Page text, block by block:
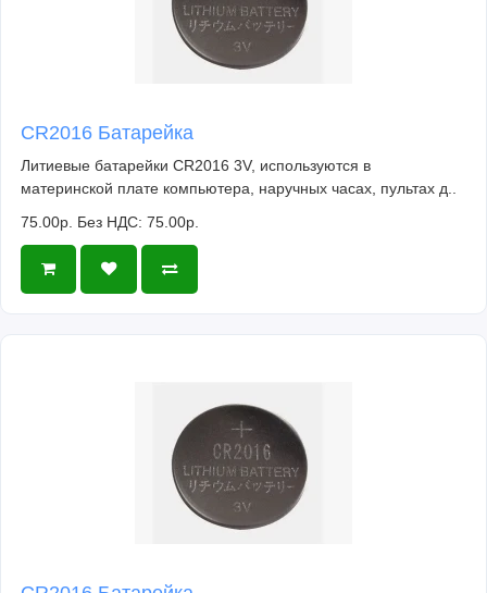
CR2016 Батарейка
Литиевые батарейки CR2016 3V, используются в
материнской плате компьютера, наручных часах, пультах д..
75.00р. Без НДС: 75.00р.